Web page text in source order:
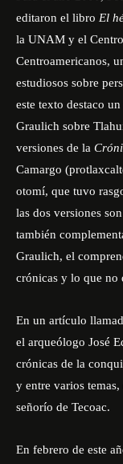
editaron el libro El
la UNAM y el
Centroamericanos,
estudiosos sobre
este texto destaco
Graulich sobre
versiones de la
Camargo
otomí, que tuvo
las dos versiones
también
Graulich, el
crónicas y lo que no
En un artículo
el arqueólogo José
crónicas de la
y entre varios
señorío de Tecoac.
En febrero de este